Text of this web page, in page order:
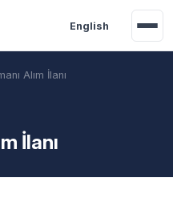
English
Alım İlanı
İlanı